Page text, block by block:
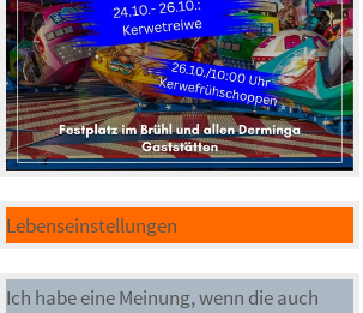
Lebenseinstellungen
Ich habe eine Meinung, wenn die auch